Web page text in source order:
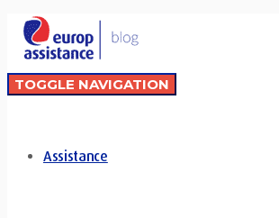
TOGGLE NAVIGATION
Assistance